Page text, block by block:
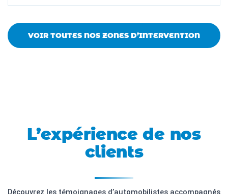
VOIR TOUTES NOS ZONES D’INTERVENTION
L’expérience de nos
clients